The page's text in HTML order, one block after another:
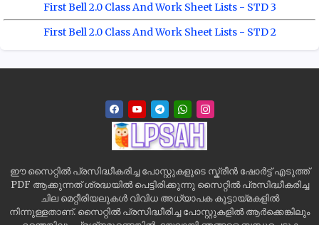
First Bell 2.0 Class And Work Sheet Lists - STD 3
First Bell 2.0 Class And Work Sheet Lists - STD 2
ഈ സൈറ്റിൽ പ്രസിദ്ധീകരിച്ച പോസ്റ്റുകളുടെ സ്ക്രീൻ ഷോർട്ട് എടുത്ത്
PDF ആക്കുന്നത് ശ്രദ്ധയിൽ പെട്ടിരിക്കുന്നു സൈറ്റിൽ പ്രസിദ്ധീകരിച്ച
ചില മെറ്റീരിയലുകൾ വിവിധ അധ്യാപക കൂട്ടായ്മകളിൽ
നിന്നുള്ളതാണ്. സൈറ്റിൽ പ്രസിദ്ധീരിച്ച പോസ്റ്റുകളിൽ ആർക്കെങ്കിലും